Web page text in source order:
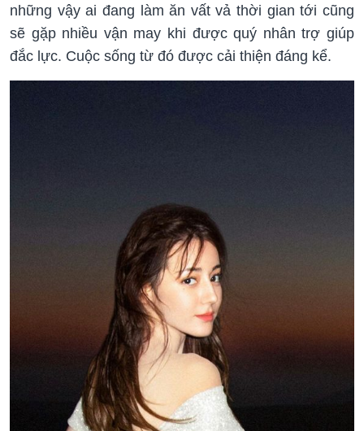
những vậy ai đang làm ăn vất vả thời gian tới cũng
sẽ gặp nhiều vận may khi được quý nhân trợ giúp
đắc lực. Cuộc sống từ đó được cải thiện đáng kể.